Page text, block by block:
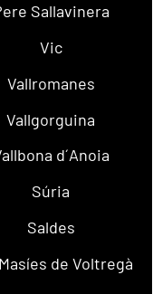
Sallavinera
Vic
Vallromanes
Vallgorguina
d´Anoia
Súria
Saldes
de Voltregà